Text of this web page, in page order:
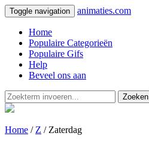
Toggle navigation animaties.com
Home
Populaire Categorieën
Populaire Gifs
Help
Beveel ons aan
Zoeken
Home / Z / Zaterdag